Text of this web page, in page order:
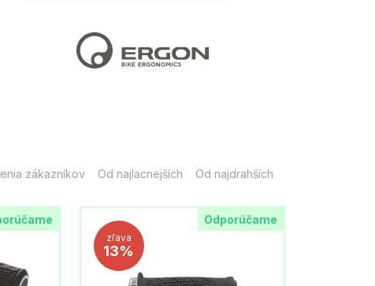
zákazníkov Od najlacnejších Od najdrahších
Odporúčame
zľava
13%